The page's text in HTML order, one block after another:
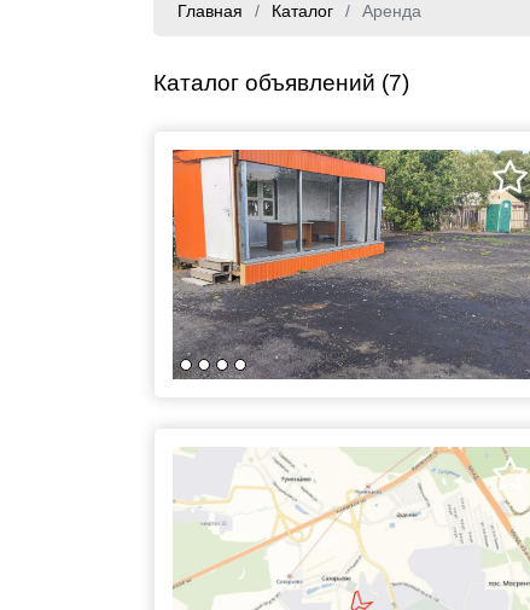
Главная Каталог Аренда
Каталог объявлений (7)